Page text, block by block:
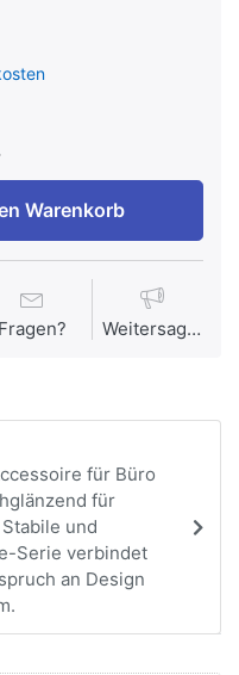
Warenkorb
Fragen? Weitersagen
für Büro
für
und
Serie verbindet
an Design